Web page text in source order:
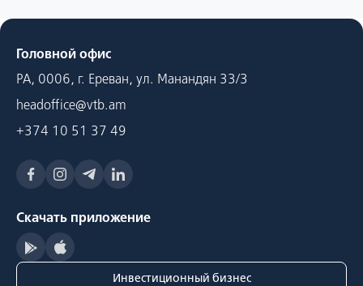
Головной офис
РА, 0006, г. Ереван, ул. Манандян 33/3
headoffice@vtb.am
+374 10 51 37 49
Скачать приложение
Инвестиционный бизнес